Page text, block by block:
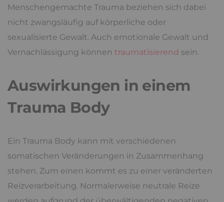
Menschengemachte Trauma beziehen sich dabei
nicht zwangsläufig auf körperliche oder
sexualisierte Gewalt. Auch emotionale Gewalt und
Vernachlässigung können traumatisierend sein.
Auswirkungen in einem
Trauma Body
Ein Trauma Body kann mit verschiedenen
somatischen Veränderungen in Zusammenhang
stehen. Zum einen kommt es zu einer veränderten
Reizverarbeitung. Normalerweise neutrale Reize